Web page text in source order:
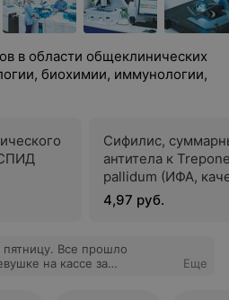
в области общеклинических
биохимии, иммунологии,
Сифилис,
антитела к
pallidum (ИФА,
4,97 руб.
пятницу. Все прошло
на кассе за
Еще